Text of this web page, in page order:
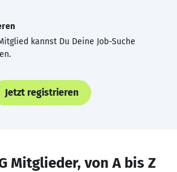
kannst Du Deine Job-Suche
Jetzt registrieren
Mitglieder, von A bis Z